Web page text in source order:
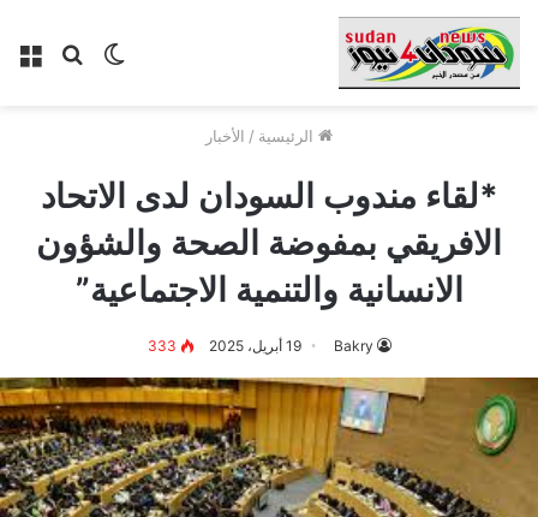
بحث الوضع
الرئيسية / الأخبار
*لقاء مندوب السودان لدى الاتحاد
الافريقي بمفوضة الصحة والشؤون
الانسانية والتنمية الاجتماعية”
Bakry 19 أبريل، 2025 333